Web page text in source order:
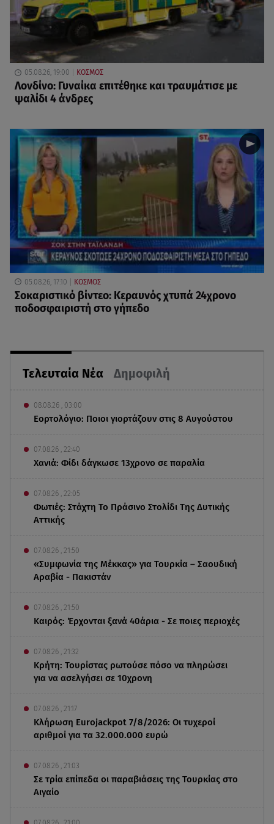
Τελευταία Νέα Δημοφιλή
08.08.26 , 03:00
Εορτολόγιο: Ποιοι γιορτάζουν στις 8 Αυγούστου
07.08.26 , 22:40
Χανιά: Φίδι δάγκωσε 13χρονο σε παραλία
07.08.26 , 22:05
Φωτιές: Στάχτη Το Πράσινο Στολίδι Της Δυτικής
Αττικής
07.08.26 , 21:50
«Συμφωνία της Μέκκας» για Τουρκία – Σαουδική
Αραβία - Πακιστάν
07.08.26 , 21:50
Καιρός: Έρχονται ξανά 40άρια - Σε ποιες περιοχές
07.08.26 , 21:32
Κρήτη: Τουρίστας ρωτούσε πόσο να πληρώσει
για να ασελγήσει σε 10χρονη
07.08.26 , 21:17
Κλήρωση Eurojackpot 7/8/2026: Οι τυχεροί
αριθμοί για τα 32.000.000 ευρώ
07.08.26 , 21:03
Σε τρία επίπεδα οι παραβιάσεις της Τουρκίας στο
Αιγαίο
05.08.26, 19:00 ΚΟΣΜΟΣ
Λονδίνο: Γυναίκα επιτέθηκε και τραυμάτισε με
ψαλίδι 4 άνδρες
05.08.26, 17:10 ΚΟΣΜΟΣ
Σοκαριστικό βίντεο: Κεραυνός χτυπά 24χρονο
ποδοσφαιριστή στο γήπεδο